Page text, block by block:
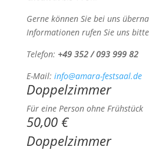
Gerne können Sie bei uns
Informationen rufen Sie uns
Telefon: +49 352 / 093 999 82
E-Mail: info@amara-festsaal.de
Doppelzimmer
Für eine Person ohne Frühstück
50,00 €
Doppelzimmer